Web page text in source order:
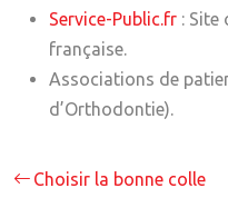
Service-Public.fr : Site
française.
Associations de
d’Orthodontie).
Choisir la bonne colle